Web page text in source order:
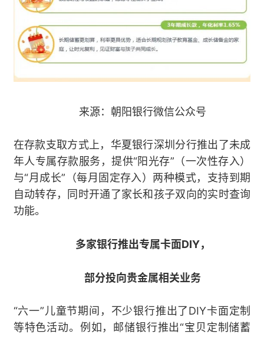
来源：朝阳银行微信公众号
在存款支取方式上，华夏银行深圳分行推出了未成
年人专属存款服务，提供“阳光存”（一次性存入）
与“月成长”（每月固定存入）两种模式，支持到期
自动转存，同时开通了家长和孩子双向的实时查询
功能。
多家银行推出专属卡面DIY，
部分投向贵金属相关业务
“六一”儿童节期间，不少银行推出了DIY卡面定制
等特色活动。例如，邮储银行推出“宝贝定制储蓄